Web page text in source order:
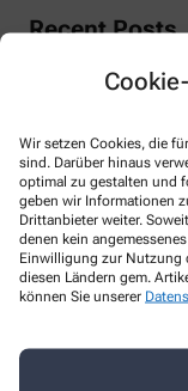
Wir setzen Cookies, die
sind. Darüber hinaus
optimal zu gestalten und
geben wir Informationen
Drittanbieter weiter.
denen kein
Einwilligung zur Nutzung
diesen Ländern gem.
können Sie unserer
Recent Posts
Hello world!
A WordPress
Kontakt